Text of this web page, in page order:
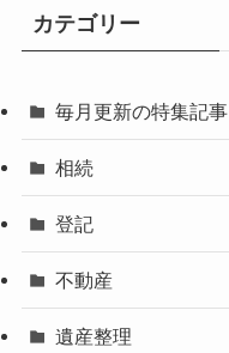
カテゴリー
毎月更新の特集記事
相続
登記
不動産
遺産整理